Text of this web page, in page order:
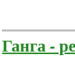
Ганга -